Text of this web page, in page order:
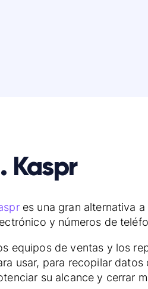
Kaspr
es una gran alternativa
y números de
equipos de ventas y los
usar, para recopilar
su alcance y cerrar